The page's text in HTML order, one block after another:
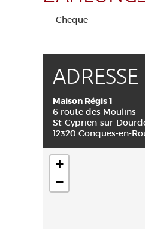
- Cheque
ADRESSE
Maison Régis 1
6 route des Moulins
St-Cyprien-sur-
12320 Conques-en-
+
−